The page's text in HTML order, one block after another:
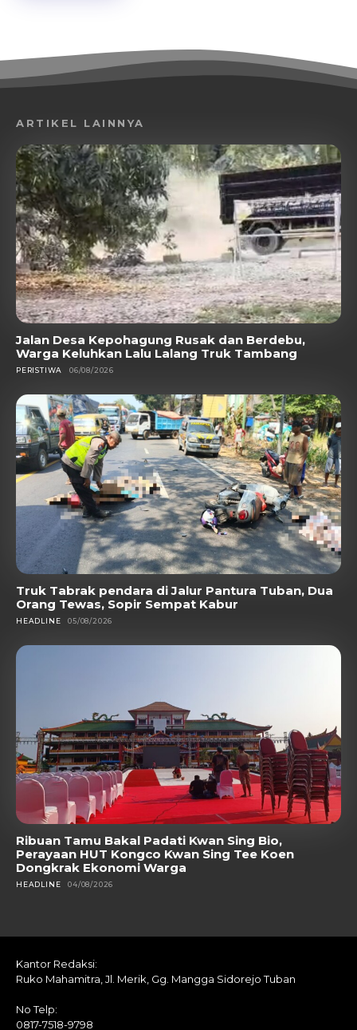
ARTIKEL LAINNYA
Jalan Desa Kepohagung Rusak dan Berdebu,
Warga Keluhkan Lalu Lalang Truk Tambang
PERISTIWA 06/08/2026
Truk Tabrak pendara di Jalur Pantura Tuban, Dua
Orang Tewas, Sopir Sempat Kabur
HEADLINE 05/08/2026
Ribuan Tamu Bakal Padati Kwan Sing Bio,
Perayaan HUT Kongco Kwan Sing Tee Koen
Dongkrak Ekonomi Warga
HEADLINE 04/08/2026
Kantor Redaksi:
Ruko Mahamitra, Jl. Merik, Gg. Mangga Sidorejo Tuban
No Telp:
0817-7518-9798